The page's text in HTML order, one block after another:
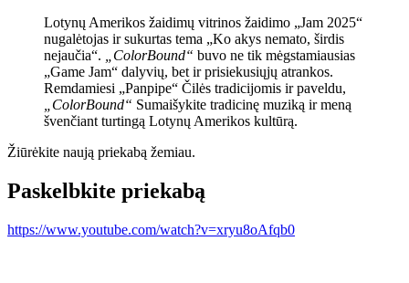
Lotynų Amerikos žaidimų vitrinos žaidimo „Jam 2025“
nugalėtojas ir sukurtas tema „Ko akys nemato, širdis
nejaučia“.
„ColorBound“ buvo ne tik mėgstamiausias
„Game Jam“ dalyvių, bet ir prisiekusiųjų atrankos.
Remdamiesi „Panpipe“ Čilės tradicijomis ir paveldu,
„ColorBound“ Sumaišykite tradicinę muziką ir meną
švenčiant turtingą Lotynų Amerikos kultūrą.
Žiūrėkite naują priekabą žemiau.
Paskelbkite priekabą
https://www.youtube.com/watch?v=xryu8oAfqb0